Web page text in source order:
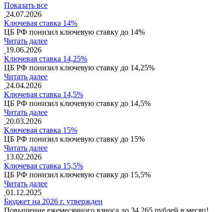
Показать все
24.07.2026
Ключевая ставка 14%
ЦБ РФ понизил ключевую ставку до 14%
Читать далее
19.06.2026
Ключевая ставка 14,25%
ЦБ РФ понизил ключевую ставку до 14,25%
Читать далее
24.04.2026
Ключевая ставка 14,5%
ЦБ РФ понизил ключевую ставку до 14,5%
Читать далее
20.03.2026
Ключевая ставка 15%
ЦБ РФ понизил ключевую ставку до 15%
Читать далее
13.02.2026
Ключевая ставка 15,5%
ЦБ РФ понизил ключевую ставку до 15,5%
Читать далее
01.12.2025
Бюджет на 2026 г. утвержден
Повышение ежемесячного взноса до 34.265 рублей в месяц!